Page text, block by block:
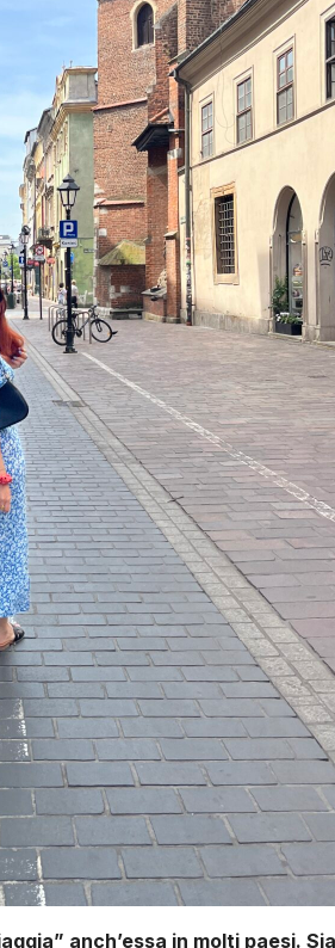
anch’essa in molti paesi.